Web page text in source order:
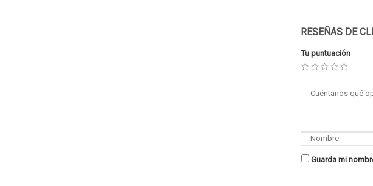
RESEÑAS DE
Tu puntuación
Guarda mi